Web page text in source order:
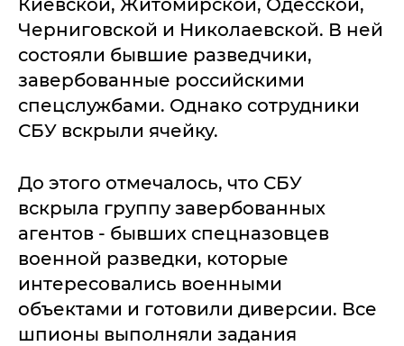
Киевской, Житомирской, Одесской,
Черниговской и Николаевской. В ней
состояли бывшие разведчики,
завербованные российскими
спецслужбами. Однако сотрудники
СБУ вскрыли ячейку.
До этого отмечалось, что СБУ
вскрыла группу завербованных
агентов - бывших спецназовцев
военной разведки, которые
интересовались военными
объектами и готовили диверсии. Все
шпионы выполняли задания